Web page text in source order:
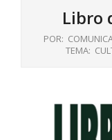
Libro
POR:
TEMA: